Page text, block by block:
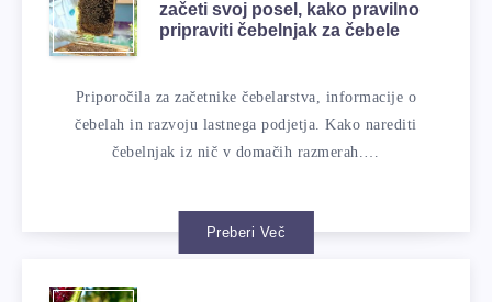
začeti svoj posel, kako pravilno
pripraviti čebelnjak za čebele
Priporočila za začetnike čebelarstva, informacije o
čebelah in razvoju lastnega podjetja. Kako narediti
čebelnjak iz nič v domačih razmerah.…
Preberi Več